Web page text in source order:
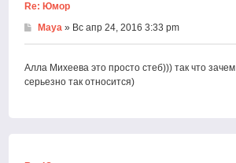
Re: Юмор
Maya » Вс апр 24, 2016 3:33 pm
Алла Михеева это просто стеб))) так что зачем
серьезно так относится)